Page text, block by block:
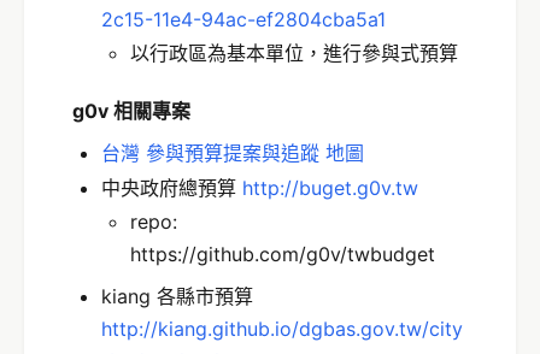
2c15-11e4-94ac-ef2804cba5a1
以行政區為基本單位，進行參與式預算
g0v 相關專案
台灣 參與預算提案與追蹤 地圖
中央政府總預算 http://buget.g0v.tw
repo:
https://github.com/g0v/twbudget
kiang 各縣市預算
http://kiang.github.io/dgbas.gov.tw/city